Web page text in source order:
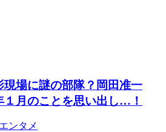
現場に謎の部隊？岡田准一
１月のことを思い出し…！
エンタメ